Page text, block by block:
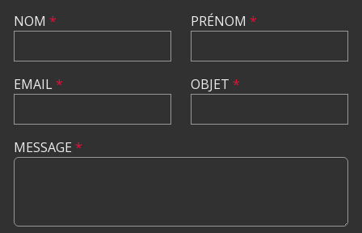
NOM *
EMAIL*
PRÉNOM *
OBJET *
MESSAGE *